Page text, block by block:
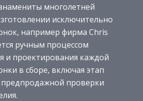
многолетней
исключительно
например фирма Chris
ручным процессом
и проектирования каждой
в сборе, включая этап
проверки